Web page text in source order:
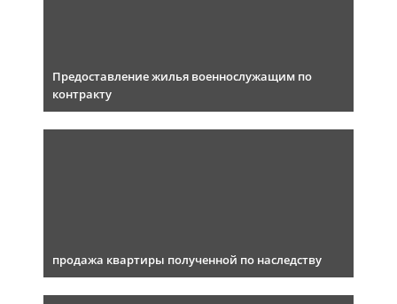
Предоставление жилья военнослужащим по
контракту
продажа квартиры полученной по наследству